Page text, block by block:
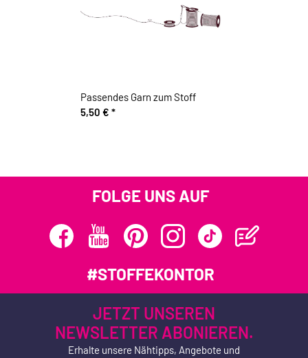
Passendes Garn zum Stoff
5,50 € *
FOLGE UNS AUF
#STOFFEKONTOR
JETZT UNSEREN
NEWSLETTER ABONIEREN.
Erhalte unsere Nähtipps, Angebote und